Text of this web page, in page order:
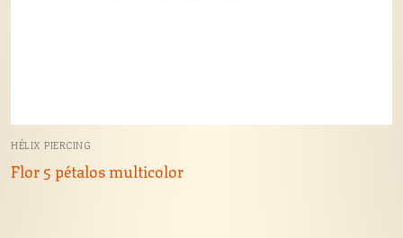
HÉLIX PIERCING
Flor 5 pétalos multicolor